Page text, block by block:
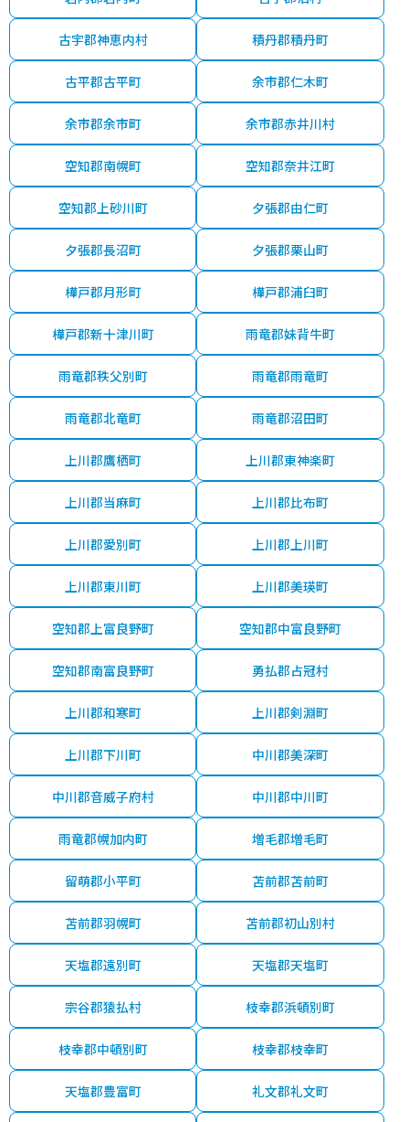
古宇郡神恵内村 積丹郡積丹町
古平郡古平町 余市郡仁木町
余市郡余市町 余市郡赤井川村
空知郡南幌町 空知郡奈井江町
空知郡上砂川町 夕張郡由仁町
夕張郡長沼町 夕張郡栗山町
樺戸郡月形町 樺戸郡浦臼町
樺戸郡新十津川町 雨竜郡妹背牛町
雨竜郡秩父別町 雨竜郡雨竜町
雨竜郡北竜町 雨竜郡沼田町
上川郡鷹栖町 上川郡東神楽町
上川郡当麻町 上川郡比布町
上川郡愛別町 上川郡上川町
上川郡東川町 上川郡美瑛町
空知郡上富良野町 空知郡中富良野町
空知郡南富良野町 勇払郡占冠村
上川郡和寒町 上川郡剣淵町
上川郡下川町 中川郡美深町
中川郡音威子府村 中川郡中川町
雨竜郡幌加内町 増毛郡増毛町
留萌郡小平町 苫前郡苫前町
苫前郡羽幌町 苫前郡初山別村
天塩郡遠別町 天塩郡天塩町
宗谷郡猿払村 枝幸郡浜頓別町
枝幸郡中頓別町 枝幸郡枝幸町
天塩郡豊富町 礼文郡礼文町